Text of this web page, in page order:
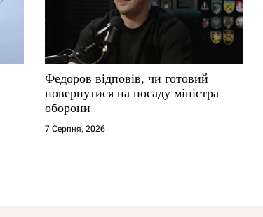
Федоров відповів, чи готовий
повернутися на посаду міністра
оборони
7 Серпня, 2026